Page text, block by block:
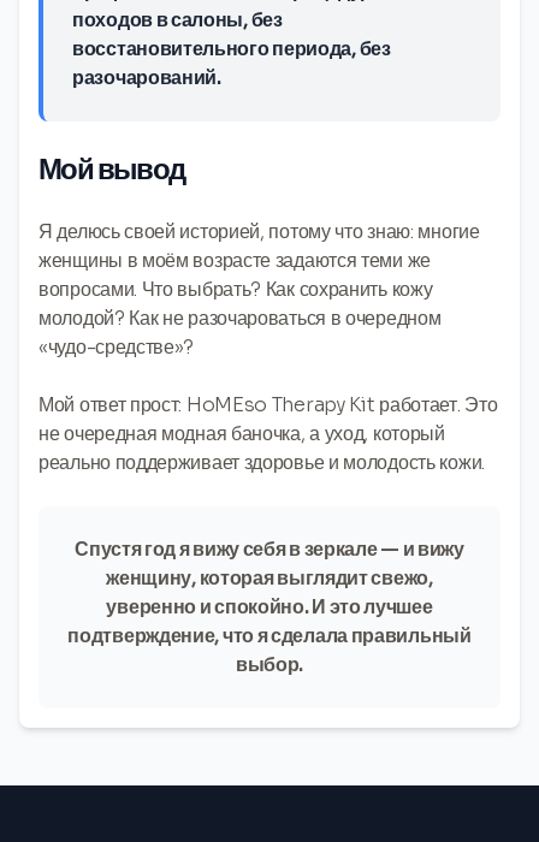
походов в салоны, без
восстановительного периода, без
разочарований.
Мой вывод
Я делюсь своей историей, потому что знаю: многие
женщины в моём возрасте задаются теми же
вопросами. Что выбрать? Как сохранить кожу
молодой? Как не разочароваться в очередном
«чудо-средстве»?
Мой ответ прост: HoMEso Therapy Kit работает. Это
не очередная модная баночка, а уход, который
реально поддерживает здоровье и молодость кожи.
Спустя год я вижу себя в зеркале — и вижу
женщину, которая выглядит свежо,
уверенно и спокойно. И это лучшее
подтверждение, что я сделала правильный
выбор.